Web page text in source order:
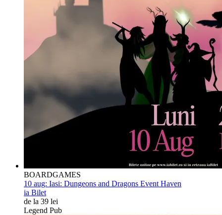
BOARDGAMES
10 aug: Iasi: Dungeons and Dragons Event Haven
ia Bilet
de la 39 lei
Legend Pub